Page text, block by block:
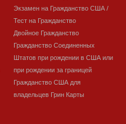
Экзамен на Гражданство США /
Тест на Гражданство
Двойное Гражданство
Гражданство Соединенных
Штатов при рождении в США или
при рождении за границей
Гражданство США для
владельцев Грин Карты